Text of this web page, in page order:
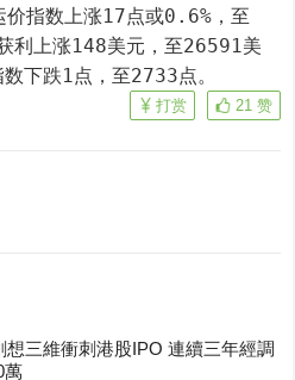
指数上涨17点或0.6%，至
利上涨148美元，至26591美
下跌1点，至2733点。
21 赞
打赏
想三維衝刺港股IPO 連續三年經調
萬